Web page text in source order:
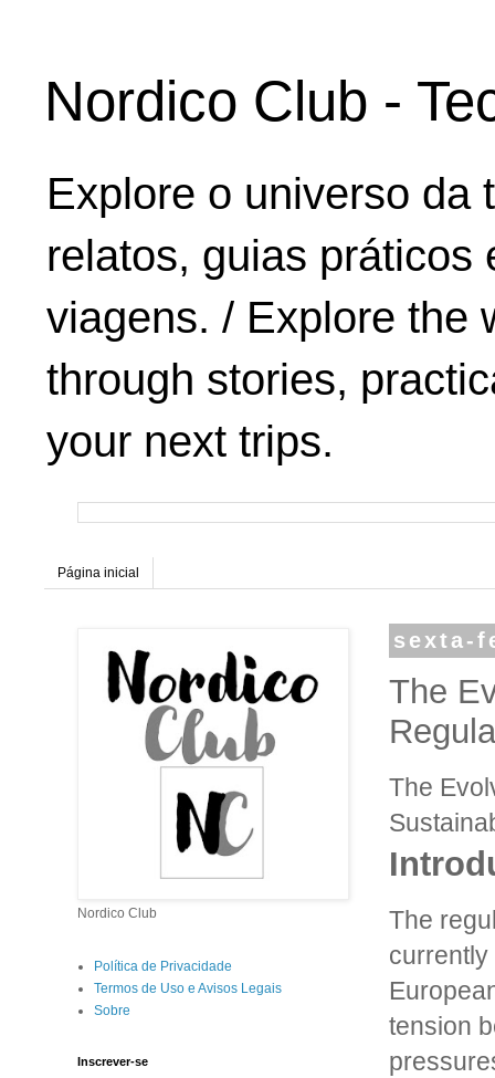
Nordico Club -
Explore o universo da
relatos, guias práticos
viagens. / Explore the
through stories,
your next trips.
Página inicial
sexta-
The
The
The
tension
Nordico Club
Política de Privacidade
Termos de Uso e Avisos Legais
Sobre
Inscrever-se